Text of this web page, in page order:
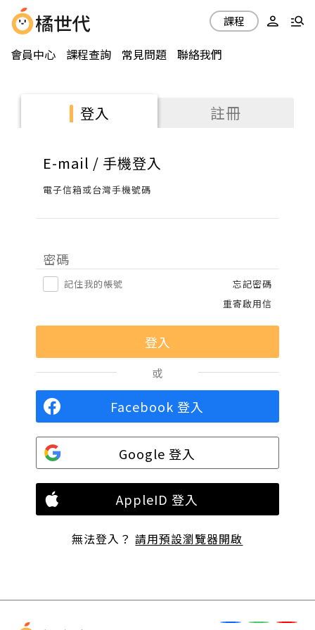
會員中心 課程查詢 常見問題 聯絡我們
課程
登入 註冊
E-mail / 手機登入
電子信箱或台灣手機號碼
密碼
記住我的帳號
忘記密碼
重寄啟用信
或
Facebook 登入
Google 登入
AppleID 登入
無法登入？請用預設瀏覽器開啟